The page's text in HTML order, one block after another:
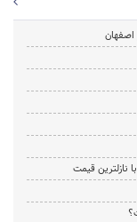
اصفهان
قیمت